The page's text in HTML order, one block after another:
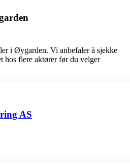
i Øygarden. Vi anbefaler å sjekke
hos flere aktører før du velger
AS